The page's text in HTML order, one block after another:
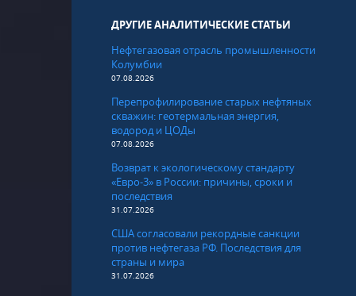
ДРУГИЕ АНАЛИТИЧЕСКИЕ СТАТЬИ
Нефтегазовая отрасль промышленности
Колумбии
07.08.2026
Перепрофилирование старых нефтяных
скважин: геотермальная энергия,
водород и ЦОДы
07.08.2026
Возврат к экологическому стандарту
«Евро-3» в России: причины, сроки и
последствия
31.07.2026
США согласовали рекордные санкции
против нефтегаза РФ. Последствия для
страны и мира
31.07.2026